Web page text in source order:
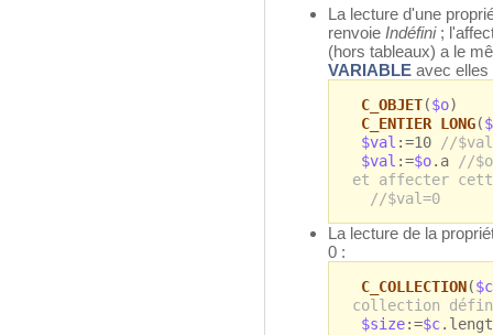
La lecture d'une
renvoie Indéfini;
(hors tableaux) a le
VARIABLE avec elles
C_OBJET($o)
C_ENTIER LONG(
$val :=10
//
$val :=$o.a
//
et affecter
//$val=0
La lecture de la
0 :
C_COLLECTION($c
collection
$size:=$c